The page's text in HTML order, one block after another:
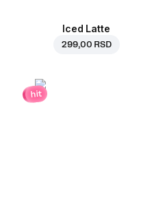
Iced Latte
299,00 RSD
hit